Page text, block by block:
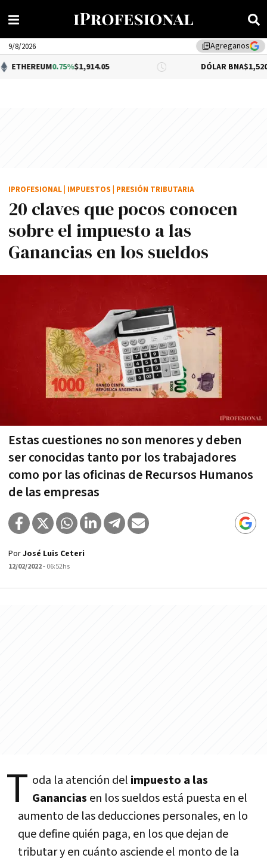
library_addAgreganos
9/8/2026
0.75%$1,914.05 DÓLAR BNA $1,520.00
20 claves que pocos conocen
sobre el impuesto a las
Ganancias en los sueldos
Estas cuestiones no son menores y deben
ser conocidas tanto por los trabajadores
como por las oficinas de Recursos Humanos
de las empresas
IPROFESIONAL IMPUESTOS PRESIÓN TRIBUTARIA
PorJosé Luis Ceteri
12/02/2022- 06:52hs
T oda la atención del impuesto a las
Ganancias en los sueldos está puesta en el
aumento de las deducciones personales, en lo
que define quién paga, en los que dejan de
tributar y en cuánto asciende el monto de la